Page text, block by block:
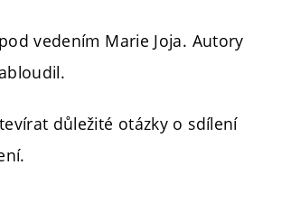
vedením Marie Joja. Autory
důležité otázky o sdílení